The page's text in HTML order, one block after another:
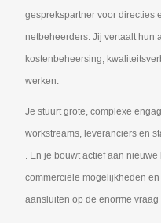
gesprekspartner voor directies
netbeheerders. Jij vertaalt hun
kostenbeheersing,
werken.
Je stuurt grote, complexe
workstreams, leveranciers en
. En je bouwt actief aan
commerciële mogelijkheden
aansluiten op de enorme vraag